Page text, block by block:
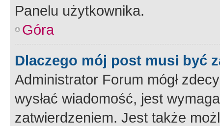
Panelu użytkownika.
Góra
Dlaczego mój post musi być
Administrator Forum mógł
wysłać wiadomość, jest
zatwierdzeniem. Jest także